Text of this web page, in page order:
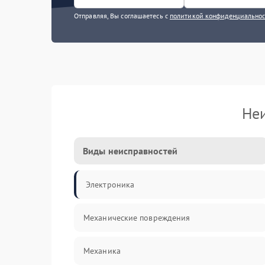
Отправляя, Вы соглашаетесь с политикой
Виды неисправностей
Электроника
Механические повреждения
Механика